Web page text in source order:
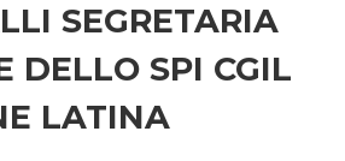
SEGRETARIA
DELLO SPI CGIL
LATINA